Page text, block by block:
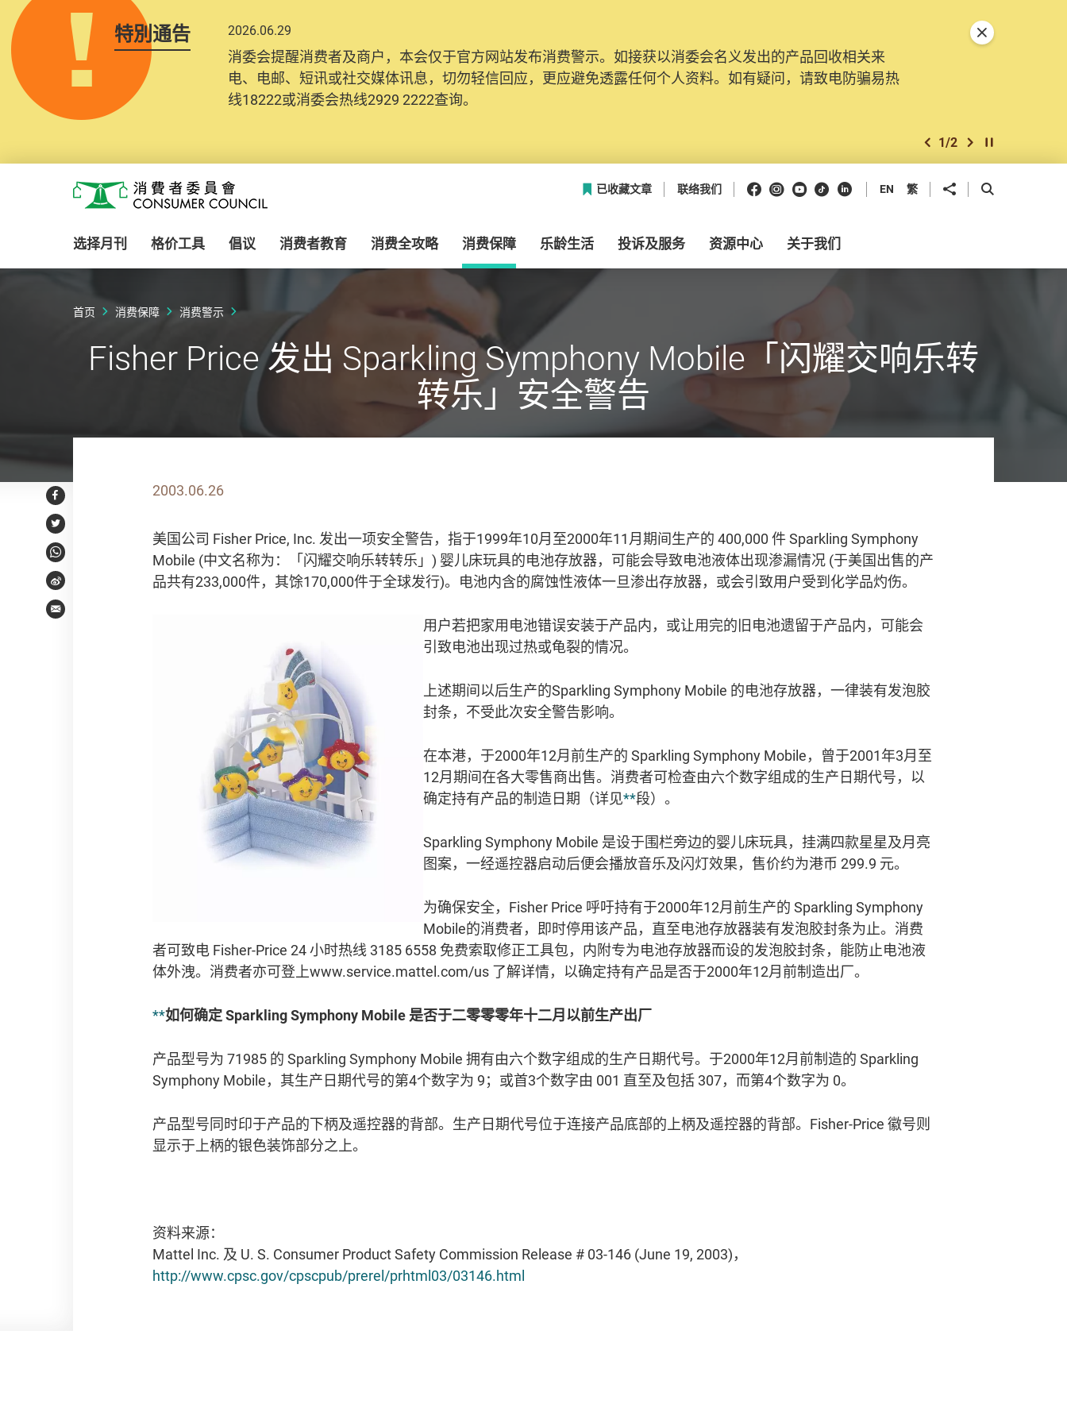
特別通告 2026.06.29
消委会提醒消费者及商户，本会仅于官方网站发布消费警示。如接获以消委会名义发出的产品回收相关来
电、电邮、短讯或社交媒体讯息，切勿轻信回应，更应避免透露任何个人资料。如有疑问，请致电防骗易热
线18222或消委会热线2929 2222查询。
上一个
1/2 下一个开始/暂停幻灯
关闭特別通告
消费者委员会
已收藏文章 联络我们 Facebook
Instagram
Youtube
抖音领英 EN 繁 分享到 开启搜寻框
选择月刊 格价工具 倡议 消费者教育 消费全攻略 消费保障 乐龄生活 投诉及服务 资源中心 关于我们
首页 消费保障 消费警示
Fisher Price 发出 Sparkling Symphony Mobile「闪耀交响乐转
转乐」安全警告
Facebook
Twitter
WhatsApp
Weibo
Email
2003.06.26
美国公司 Fisher Price, Inc. 发出一项安全警告，指于1999年10月至2000年11月期间生产的 400,000 件 Sparkling Symphony
Mobile (中文名称为：「闪耀交响乐转转乐」) 婴儿床玩具的电池存放器，可能会导致电池液体出现渗漏情况 (于美国出售的产
品共有233,000件，其馀170,000件于全球发行)。电池内含的腐蚀性液体一旦渗出存放器，或会引致用户受到化学品灼伤。
用户若把家用电池错误安装于产品内，或让用完的旧电池遗留于产品内，可能会
引致电池出现过热或龟裂的情况。
上述期间以后生产的Sparkling Symphony Mobile 的电池存放器，一律装有发泡胶
封条，不受此次安全警告影响。
在本港，于2000年12月前生产的 Sparkling Symphony Mobile，曾于2001年3月至
12月期间在各大零售商出售。消费者可检查由六个数字组成的生产日期代号，以
确定持有产品的制造日期（详见**段）。
Sparkling Symphony Mobile 是设于围栏旁边的婴儿床玩具，挂满四款星星及月亮
图案，一经遥控器启动后便会播放音乐及闪灯效果，售价约为港币 299.9 元。
为确保安全，Fisher Price 呼吁持有于2000年12月前生产的 Sparkling Symphony
Mobile的消费者，即时停用该产品，直至电池存放器装有发泡胶封条为止。消费
者可致电 Fisher-Price 24 小时热线 3185 6558 免费索取修正工具包，内附专为电池存放器而设的发泡胶封条，能防止电池液
体外洩。消费者亦可登上www.service.mattel.com/us 了解详情，以确定持有产品是否于2000年12月前制造出厂。
**如何确定 Sparkling Symphony Mobile 是否于二零零零年十二月以前生产出厂
产品型号为 71985 的 Sparkling Symphony Mobile 拥有由六个数字组成的生产日期代号。于2000年12月前制造的 Sparkling
Symphony Mobile，其生产日期代号的第4个数字为 9；或首3个数字由 001 直至及包括 307，而第4个数字为 0。
产品型号同时印于产品的下柄及遥控器的背部。生产日期代号位于连接产品底部的上柄及遥控器的背部。Fisher-Price 徽号则
显示于上柄的银色装饰部分之上。
资料来源：
Mattel Inc. 及 U. S. Consumer Product Safety Commission Release # 03-146 (June 19, 2003)，
http://www.cpsc.gov/cpscpub/prerel/prhtml03/03146.html